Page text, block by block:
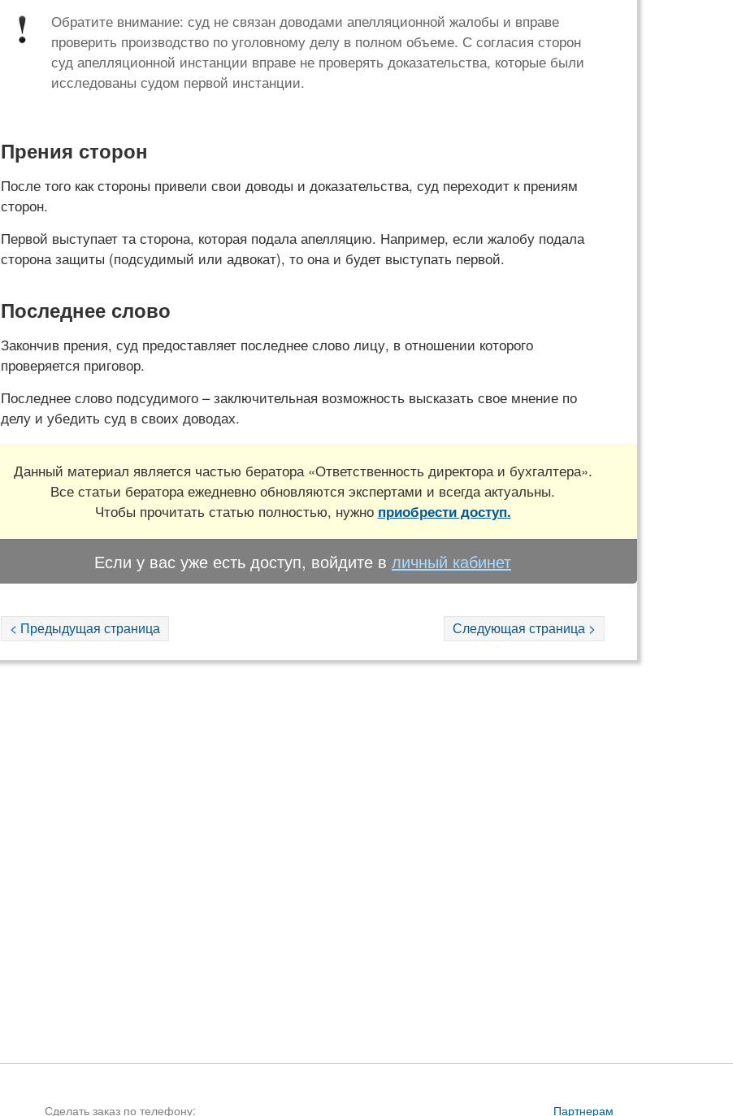
Обратите внимание: суд не связан доводами апелляционной жалобы и вправе
проверить производство по уголовному делу в полном объеме. С согласия сторон
суд апелляционной инстанции вправе не проверять доказательства, которые были
исследованы судом первой инстанции.
Прения сторон
После того как стороны привели свои доводы и доказательства, суд переходит к прениям
сторон.
Первой выступает та сторона, которая подала апелляцию. Например, если жалобу подала
сторона защиты (подсудимый или адвокат), то она и будет выступать первой.
Последнее слово
Закончив прения, суд предоставляет последнее слово лицу, в отношении которого
проверяется приговор.
Последнее слово подсудимого – заключительная возможность высказать свое мнение по
делу и убедить суд в своих доводах.
Данный материал является частью бератора «Ответственность директора и бухгалтера».
Все статьи бератора ежедневно обновляются экспертами и всегда актуальны.
Чтобы прочитать статью полностью, нужно приобрести доступ.
Если у вас уже есть доступ, войдите в личный кабинет
< Предыдущая страница Следующая страница >
Сделать заказ по телефону: Партнерам